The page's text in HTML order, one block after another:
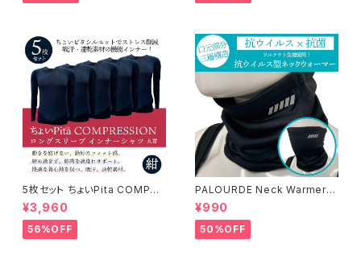
5枚セット ちょいPita COMPRE
SSION ロングスリーブ インナ
ーシャツ 丸首 紺
¥3,960
56%OFF
PALOURDE Neck Warmer /
パルード ネックウォーマー st-3
825
¥990
50%OFF